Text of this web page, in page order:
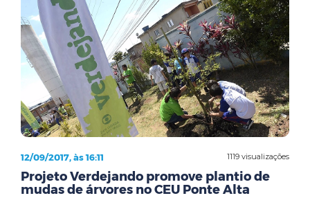
1119 visualizações
12/09/2017, às 16:11
Projeto Verdejando promove plantio de
mudas de árvores no CEU Ponte Alta